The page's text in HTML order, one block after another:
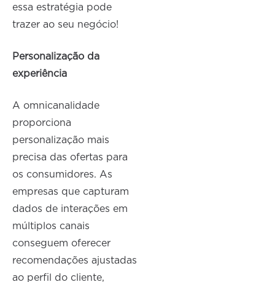
essa estratégia pode
trazer ao seu negócio!
Personalização da
experiência
A omnicanalidade
proporciona
personalização mais
precisa das ofertas para
os consumidores. As
empresas que capturam
dados de interações em
múltiplos canais
conseguem oferecer
recomendações ajustadas
ao perfil do cliente,